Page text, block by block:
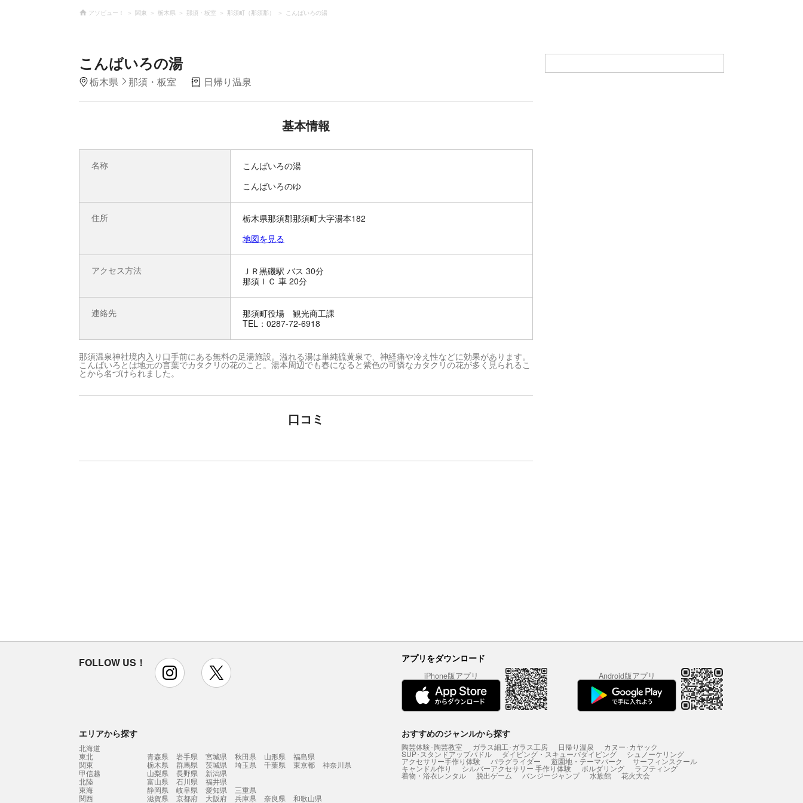
アソビュー！ 関東 栃木県 那須・板室 那須町（那須郡） こんばいろの湯
こんばいろの湯
栃木県 那須・板室 日帰り温泉
基本情報
名称
こんばいろの湯
こんばいろのゆ
住所
栃木県那須郡那須町大字湯本182
地図を見る
アクセス方法
ＪＲ黒磯駅 バス 30分
那須ＩＣ 車 20分
連絡先
那須町役場 観光商工課
TEL：0287-72-6918
那須温泉神社境内入り口手前にある無料の足湯施設。溢れる湯は単純硫黄泉で、神経痛や冷え性などに効果があります。
こんばいろとは地元の言葉でカタクリの花のこと。湯本周辺でも春になると紫色の可憐なカタクリの花が多く見られるこ
とから名づけられました。
口コミ
FOLLOW US！ instagram アプリをダウンロード
iPhone版アプリ Android版アプリ
エリアから探す
北海道
東北
青森県 岩手県 宮城県 秋田県 山形県
福島県
関東
栃木県 群馬県 茨城県 埼玉県 千葉県 東京都
神奈川県
甲信越
山梨県 長野県
新潟県
北陸
富山県 石川県
福井県
東海
静岡県 岐阜県 愛知県
三重県
関西
滋賀県 京都府 大阪府 兵庫県 奈良県
和歌山県
おすすめのジャンルから探す
陶芸体験･陶芸教室 ガラス細工･ガラス工房 日帰り温泉 カヌー･カヤック
SUP･スタンドアップパドル ダイビング・スキューバダイビング シュノーケリング
アクセサリー手作り体験 パラグライダー 遊園地・テーマパーク サーフィンスクール
キャンドル作り シルバーアクセサリー 手作り体験 ボルダリング ラフティング
着物・浴衣レンタル 脱出ゲーム バンジージャンプ 水族館 花火大会